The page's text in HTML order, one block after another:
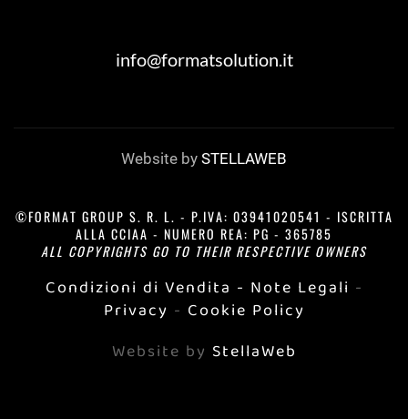
info@formatsolution.it
Website by STELLAWEB
©FORMAT GROUP S. R. L. - P.IVA: 03941020541 - ISCRITTA
ALLA CCIAA - NUMERO REA: PG - 365785
ALL COPYRIGHTS GO TO THEIR RESPECTIVE OWNERS
Condizioni di Vendita - Note Legali -
Privacy - Cookie Policy
Website by StellaWeb